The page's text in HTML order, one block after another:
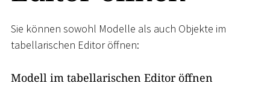
Sie können sowohl Modelle als auch Objekte im
tabellarischen Editor öffnen:
Modell im tabellarischen Editor öffnen